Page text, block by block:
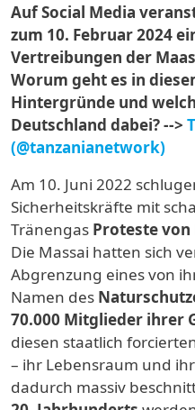
Auf Social Media
zum 10. Februar 2024
Vertreibungen der
Worum geht es in
Hintergründe und
Deutschland dabei? -->
(@tanzanianetwork)
Am 10. Juni 2022
Sicherheitskräfte mit
Tränengas Proteste von
Die Massai hatten sich
Abgrenzung eines von
Namen des
70.000 Mitglieder ihrer
diesen staatlich
– ihr Lebensraum und
dadurch massiv